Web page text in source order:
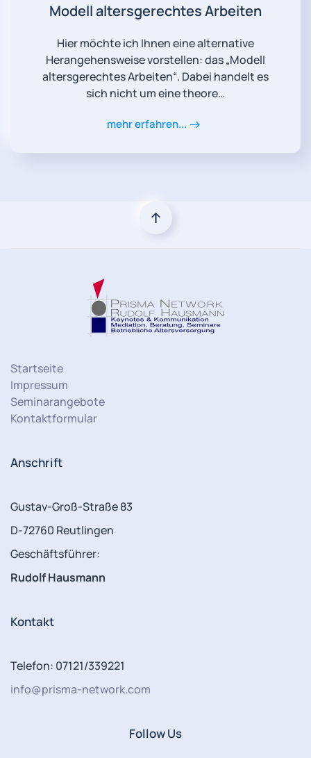
Modell altersgerechtes Arbeiten
Hier möchte ich Ihnen eine alternative
Herangehensweise vorstellen: das „Modell
altersgerechtes Arbeiten“. Dabei handelt es
sich nicht um eine theore…
mehr erfahren...
Startseite
Impressum
Seminarangebote
Kontaktformular
Anschrift
Gustav-Groß-Straße 83
D-72760 Reutlingen
Geschäftsführer:
Rudolf Hausmann
Kontakt
Telefon: 07121/339221
info@prisma-network.com
Follow Us